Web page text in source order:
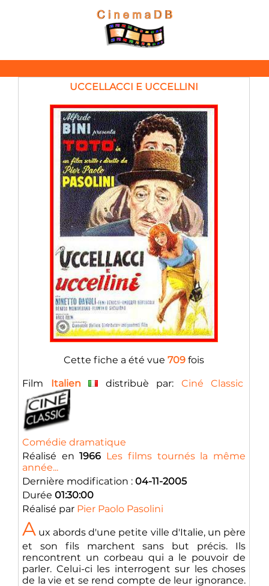
UCCELLACCI E UCCELLINI
Cette fiche a été vue 709 fois
Film Italien distribuè par: Ciné Classic
Comédie dramatique
Réalisé en1966 Les films tournés la même
année...
Dernière modification : 04-11-2005
Durée 01:30:00
Réalisé par Pier Paolo Pasolini
A ux abords d'une petite ville d'Italie, un père
et son fils marchent sans but précis. Ils
rencontrent un corbeau qui a le pouvoir de
parler. Celui-ci les interrogent sur les choses
de la vie et se rend compte de leur ignorance.